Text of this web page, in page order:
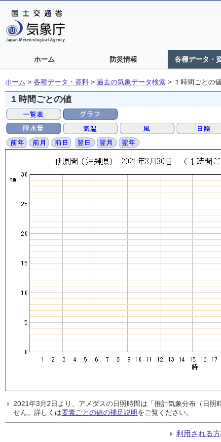
ホーム 防災情報 各種データ・
ホーム > 各種データ・資料 > 過去の気象データ検索 > １時間ごとの
１時間ごとの値
2021年3月2日より、アメダスの日照時間は「推計気象分布（日
せん。詳しくは要素ごとの値の補足説明をご覧ください。
利用される